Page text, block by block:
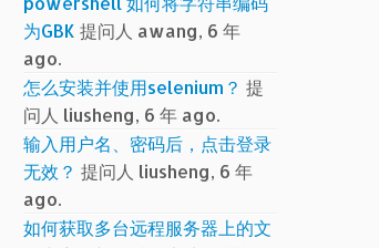
为GBK 提问人 awang, 6 年
ago.
怎么安装并使用selenium？ 提
问人 liusheng, 6 年 ago.
输入用户名、密码后，点击登录
无效？ 提问人 liusheng, 6 年
ago.
如何获取多台远程服务器上的文